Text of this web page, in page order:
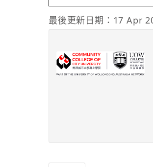
最後更新日期：17 Apr